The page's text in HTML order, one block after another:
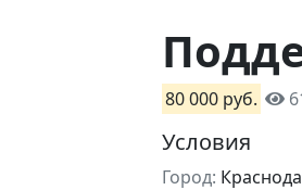
80 000 руб.
Условия
Город: